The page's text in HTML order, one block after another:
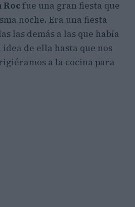
Roc fue una gran fiesta que
noche. Era una fiesta
las demás a las que había
de ella hasta que nos
a la cocina para